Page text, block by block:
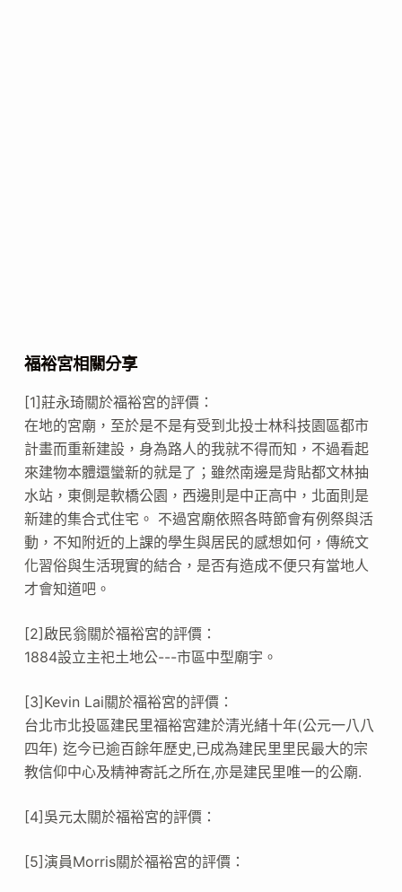
福裕宮相關分享
[1]莊永琦關於福裕宮的評價：
在地的宮廟，至於是不是有受到北投士林科技園區都市
計畫而重新建設，身為路人的我就不得而知，不過看起
來建物本體還蠻新的就是了；雖然南邊是背貼都文林抽
水站，東側是軟橋公園，西邊則是中正高中，北面則是
新建的集合式住宅。 不過宮廟依照各時節會有例祭與活
動，不知附近的上課的學生與居民的感想如何，傳統文
化習俗與生活現實的結合，是否有造成不便只有當地人
才會知道吧。
[2]啟民翁關於福裕宮的評價：
1884設立主祀土地公---市區中型廟宇。
[3]Kevin Lai關於福裕宮的評價：
台北市北投區建民里福裕宮建於清光緒十年(公元一八八
四年) 迄今已逾百餘年歷史,已成為建民里里民最大的宗
教信仰中心及精神寄託之所在,亦是建民里唯一的公廟.
[4]吳元太關於福裕宮的評價：
[5]演員Morris關於福裕宮的評價：